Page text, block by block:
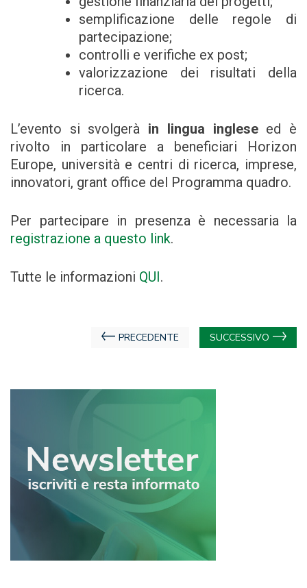
semplificazione delle regole di
partecipazione;
controlli e verifiche ex post;
valorizzazione dei risultati della
ricerca.
L’evento si svolgerà in lingua ingleseed è
rivolto in particolare a beneficiari Horizon
Europe, università e centri di ricerca, imprese,
innovatori, grant office del Programma quadro.
Per partecipare in presenza è necessaria la
registrazione a questo link.
Tutte le informazioni QUI.
Navigazione
PRECEDENTE SUCCESSIVO